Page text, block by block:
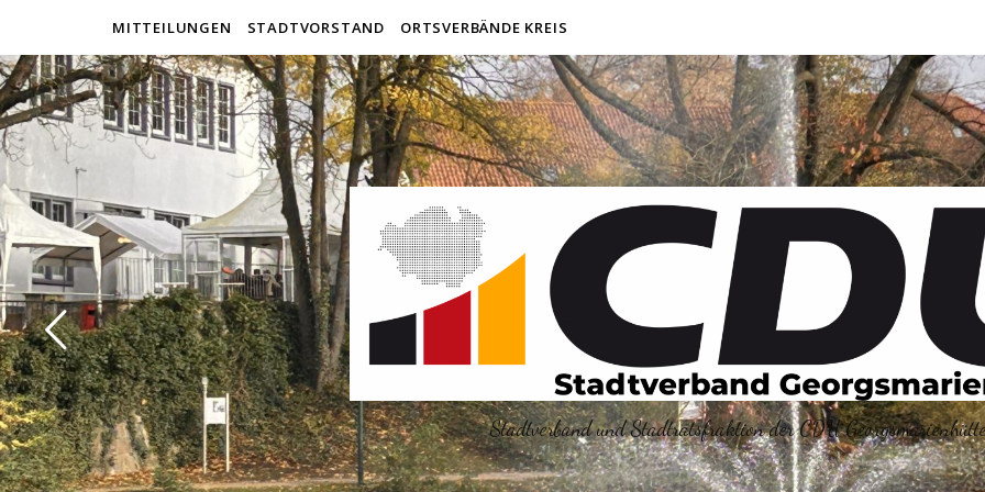
MITTEILUNGEN STADTVORSTAND ORTSVERBÄNDE KREIS
Stadtverband und Stadtratsfraktion der CDU